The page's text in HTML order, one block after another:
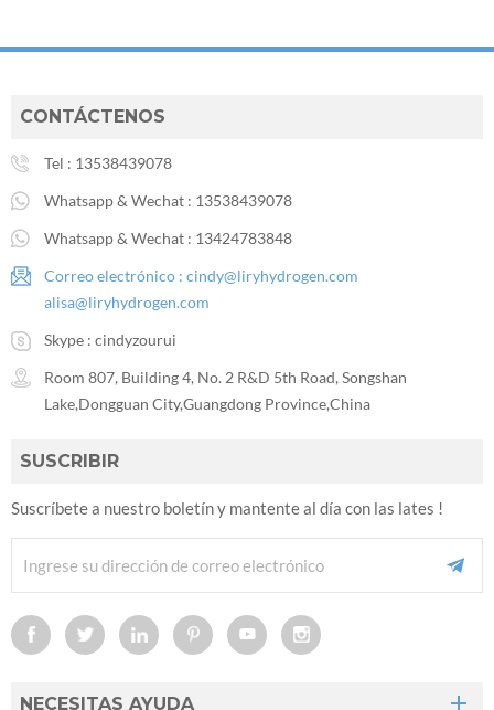
CONTÁCTENOS
Tel : 13538439078
Whatsapp & Wechat : 13538439078
Whatsapp & Wechat : 13424783848
Correo electrónico : cindy@liryhydrogen.com
alisa@liryhydrogen.com
Skype : cindyzourui
Room 807, Building 4, No. 2 R&D 5th Road, Songshan
Lake,Dongguan City,Guangdong Province,China
SUSCRIBIR
Suscríbete a nuestro boletín y mantente al día con las lates !
NECESITAS AYUDA